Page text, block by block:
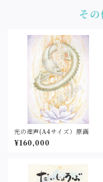
その
光の産声(A4サイズ）原画
¥160,000